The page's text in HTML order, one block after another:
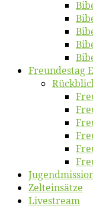
Freun­des­tag
Zelt­ein­sät­ze
Live­stream